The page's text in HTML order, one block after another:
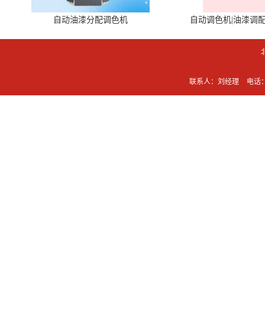
自动油漆分配调色机 自动调色机|油漆调
联系人：刘经理 电话